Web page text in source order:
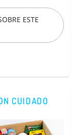
ESTE
CUIDADO